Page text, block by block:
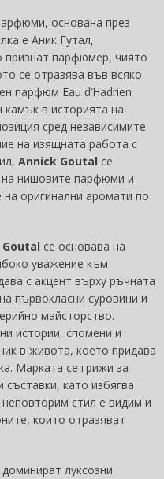
основана през
е Аник Гутал,
признат парфюмер, чиято
се отразява във всяко
парфюм Eau d’Hadrien
в историята на
сред независимите
на изящната работа с
Annick Goutal се
на нишовите парфюми и
оригинални аромати по
се основава на
уважение към
с акцент върху ръчната
първокласни суровини и
майсторство.
истории, спомени и
в живота, което придава
Марката се грижи за
съставки, като избягва
стил е видим и
които отразяват
доминират луксозни